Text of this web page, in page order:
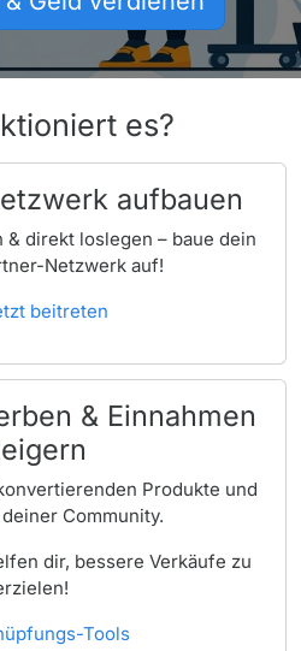
es?
aufbauen
& direkt loslegen – baue dein
Netzwerk auf!
beitreten
& Einnahmen
Produkte und
Community.
dir, bessere Verkäufe zu
Tools